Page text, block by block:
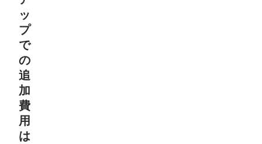
ッ
プ
で
の
追
加
費
用
は